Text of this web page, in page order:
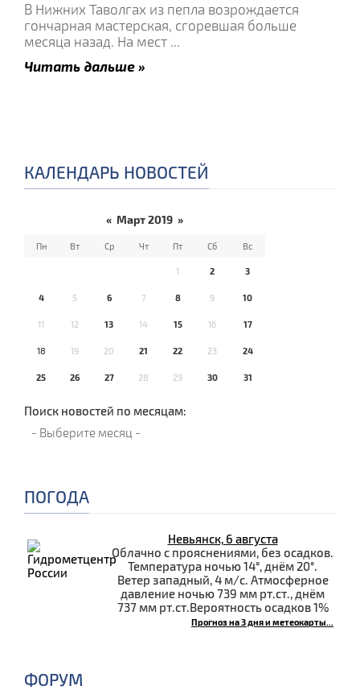
В Нижних Таволгах из пепла возрождается
гончарная мастерская, сгоревшая больше
месяца назад. На мест ...
Читать дальше »
КАЛЕНДАРЬ НОВОСТЕЙ
« Март 2019 »
Пн Вт Ср Чт Пт Сб Вс
1 2 3
4 5 6 7 8 9 10
11 12 13 14 15 16 17
18 19 20 21 22 23 24
25 26 27 28 29 30 31
Поиск новостей по месяцам:
ПОГОДА
Невьянск, 6 августа
Облачно с прояснениями, без осадков.
Температура ночью 14°, днём 20°.
Ветер западный, 4 м/с. Атмосферное
давление ночью 739 мм рт.ст., днём
737 мм рт.ст.Вероятность осадков 1%
Прогноз на 3 дня и метеокарты...
ФОРУМ